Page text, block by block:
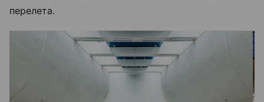
перелета.